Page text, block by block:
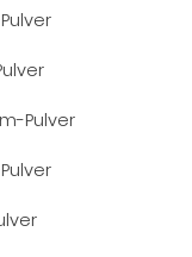
Pulver